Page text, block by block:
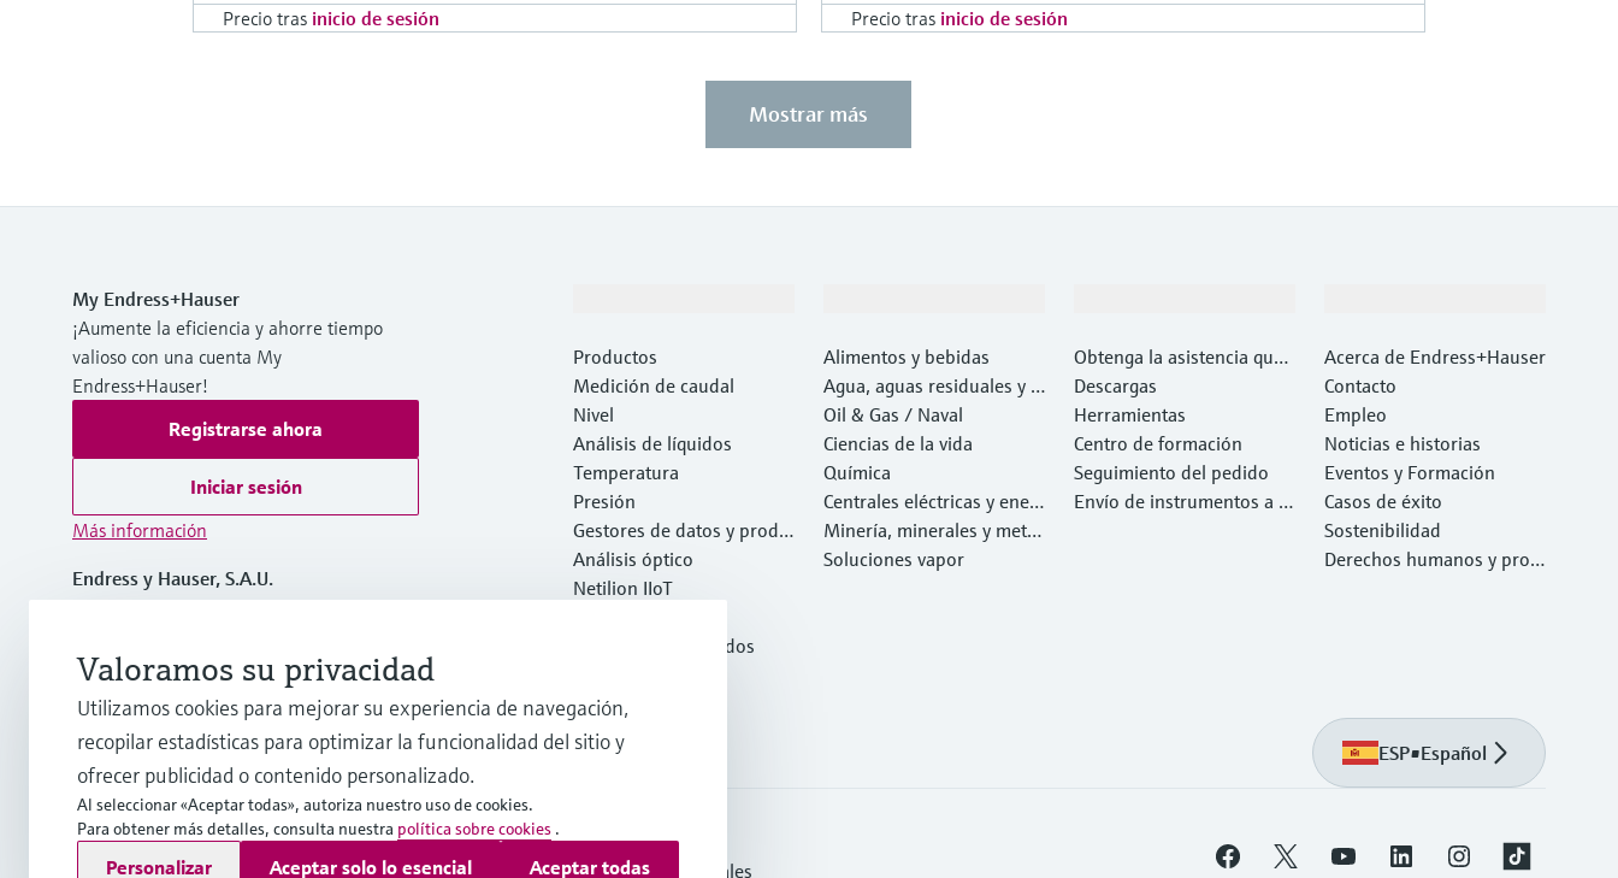
Precio tras inicio de sesión
Precio tras inicio de sesión
Mostrar más
My Endress+Hauser
¡Aumente la eficiencia y ahorre tiempo
valioso con una cuenta My
Endress+Hauser!
Registrarse ahora
Iniciar sesión
Más información
Endress y Hauser, S.A.U.
España
+34 934 803 366
info.es@endress.com
Productos
Medición de caudal
Nivel
Análisis de líquidos
Temperatura
Presión
Gestores de datos y produ
ctos de sistema
Análisis óptico
Netilion IIoT
Productos destacados
Servicios
Alimentos y bebidas
Agua, aguas residuales y r
esiduos
Oil & Gas / Naval
Ciencias de la vida
Química
Centrales eléctricas y ener
gía
Minería, minerales y metal
es
Soluciones vapor
Obtenga la asistencia que
necesita con rapidez
Descargas
Herramientas
Centro de formación
Seguimiento del pedido
Envío de instrumentos a c
Acerca de Endress+Hauser
Contacto
Empleo
Noticias e historias
Eventos y Formación
Casos de éxito
Sostenibilidad
Derechos humanos y prote
ESP•Español
Copyright © Endress+Hauser Group Services AG
Pie editorialTérminos de usoProtección de datos Términos y condiciones generales
Valoramos su privacidad
Utilizamos cookies para mejorar su experiencia de navegación,
recopilar estadísticas para optimizar la funcionalidad del sitio y
ofrecer publicidad o contenido personalizado.
Al seleccionar «Aceptar todas», autoriza nuestro uso de cookies.
Para obtener más detalles, consulta nuestra política sobre cookies .
Personalizar Aceptar solo lo esencial Aceptar todas